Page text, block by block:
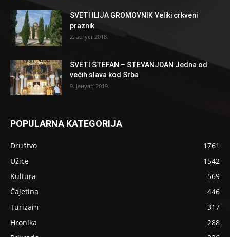
SVETI ILIJA GROMOVNIK Veliki crkveni
praznik
2. август 2018.
SVETI STEFAN – STEVANJDAN Jedna od
većih slava kod Srba
9. јануар 2019.
POPULARNA KATEGORIJA
Društvo
1761
Užice
1542
Kultura
569
Čajetina
446
Turizam
317
Hronika
288